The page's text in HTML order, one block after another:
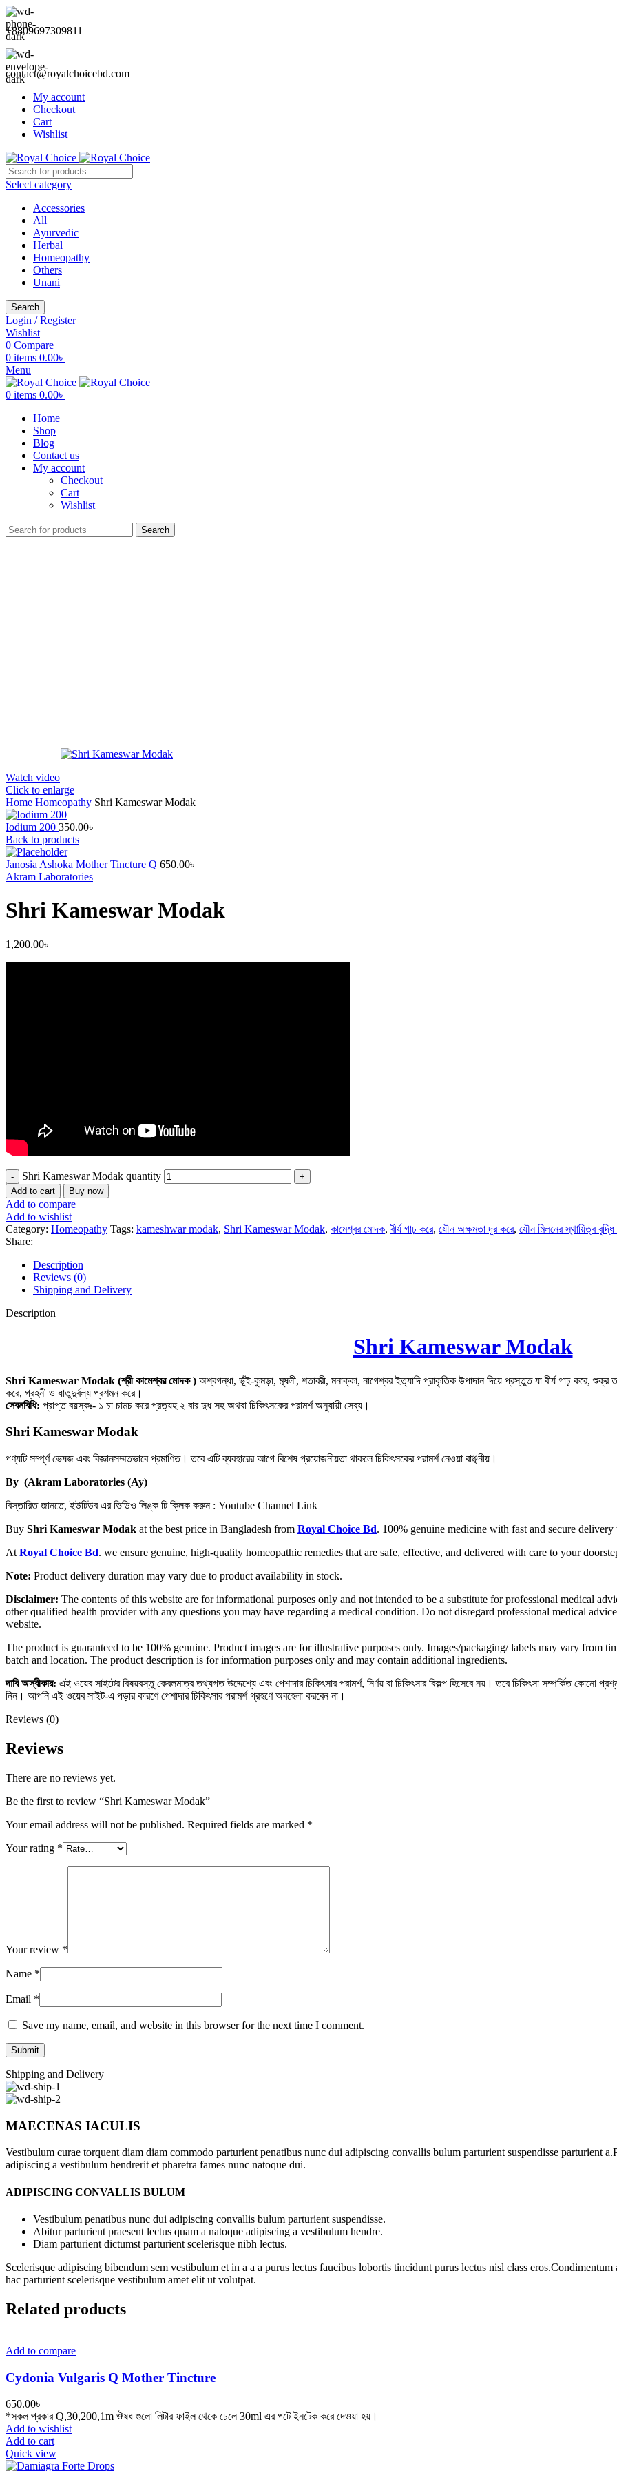
+8809697309811
contact@royalchoicebd.com
My account
Checkout
Cart
Wishlist
Select category
Accessories
All
Ayurvedic
Herbal
Homeopathy
Others
Unani
Search
Login / Register
Wishlist
0 Compare
0 items 0.00৳
Menu
0 items 0.00৳
Home
Shop
Blog
Contact us
My account
Checkout
Cart
Wishlist
Search
Watch video
Click to enlarge
Home Homeopathy Shri Kameswar Modak
Iodium 200 350.00৳
Back to products
Janosia Ashoka Mother Tincture Q 650.00৳
Akram Laboratories
Shri Kameswar Modak
1,200.00৳
Shri Kameswar Modak quantity
Add to cart Buy now
Add to compare
Add to wishlist
Category: Homeopathy Tags: kameshwar modak, Shri Kameswar Modak, কামেশ্বর মোদক, বীর্য গাঢ় করে, যৌন অক্ষমতা দূর করে, যৌন মিলনের স্থায়িত্ব
Share:
Description
Reviews (0)
Shipping and Delivery
Description
Shri Kameswar Modak
Shri Kameswar Modak (শ্রী কামেশ্বর মোদক ) অশ্বগন্ধা, ভূঁই-কুমড়া, মূষলী, শতাবরী, মনাক্কা, নাগেশ্বর ইত্যাদি প্রাকৃতিক উপাদান দিয়ে প্রস্তুত যা বীর্য গাঢ় করে,
করে, গ্রহনী ও ধাতুদুর্বল্য প্রশমন করে।
সেবনবিধি: প্রাপ্ত বয়স্কঃ- ১ চা চামচ করে প্রত্যহ ২ বার দুধ সহ অথবা চিকিৎসকের পরামর্শ অনুযায়ী সেব্য।
Shri Kameswar Modak
পণ্যটি সম্পূর্ণ ভেষজ এবং বিজ্ঞানসম্মতভাবে প্রমাণিত। তবে এটি ব্যবহারের আগে বিশেষ প্রয়োজনীয়তা থাকলে চিকিৎসকের পরামর্শ নেওয়া বাঞ্ছনীয়।
By (Akram Laboratories (Ay)
বিস্তারিত জানতে, ইউটিউব এর ভিডিও লিঙ্ক টি ক্লিক করুন : Youtube Channel Link
Buy Shri Kameswar Modak at the best price in Bangladesh from Royal Choice Bd. 100% genuine medicine with fast and secure delivery
At Royal Choice Bd. we ensure genuine, high-quality homeopathic remedies that are safe, effective, and delivered with care to your
Note: Product delivery duration may vary due to product availability in stock.
Disclaimer: The contents of this website are for informational purposes only and not intended to be a substitute for professional medical
other qualified health provider with any questions you may have regarding a medical condition. Do not disregard professional medical
website.
The product is guaranteed to be 100% genuine. Product images are for illustrative purposes only. Images/packaging/ labels may vary from
batch and location. The product description is for information purposes only and may contain additional ingredients.
দাবি অস্বীকার: এই ওয়েব সাইটের বিষয়বস্তু কেবলমাত্র তথ্যগত উদ্দেশ্যে এবং পেশাদার চিকিৎসার পরামর্শ, নির্ণয় বা চিকিৎসার বিকল্প হিসেবে নয়। তবে চিকিৎসা সম্পর্কিত কোনো
নিন। আপনি এই ওয়েব সাইট-এ পড়ার কারণে পেশাদার চিকিৎসার পরামর্শ গ্রহণে অবহেলা করবেন না।
Reviews (0)
Reviews
There are no reviews yet.
Be the first to review “Shri Kameswar Modak”
Your email address will not be published. Required fields are marked *
Your rating *
Your review *
Name *
Email *
Save my name, email, and website in this browser for the next time I comment.
Shipping and Delivery
MAECENAS IACULIS
Vestibulum curae torquent diam diam commodo parturient penatibus nunc dui adipiscing convallis bulum parturient suspendisse parturient
adipiscing a vestibulum hendrerit et pharetra fames nunc natoque dui.
ADIPISCING CONVALLIS BULUM
Vestibulum penatibus nunc dui adipiscing convallis bulum parturient suspendisse.
Abitur parturient praesent lectus quam a natoque adipiscing a vestibulum hendre.
Diam parturient dictumst parturient scelerisque nibh lectus.
Scelerisque adipiscing bibendum sem vestibulum et in a a a purus lectus faucibus lobortis tincidunt purus lectus nisl class
hac parturient scelerisque vestibulum amet elit ut volutpat.
Related products
Add to compare
Cydonia Vulgaris Q Mother Tincture
650.00৳
*সকল প্রকার Q,30,200,1m ঔষধ গুলো লিটার ফাইল থেকে ঢেলে 30ml এর পটে ইনটেক করে দেওয়া হয়।
Add to wishlist
Add to cart
Quick view